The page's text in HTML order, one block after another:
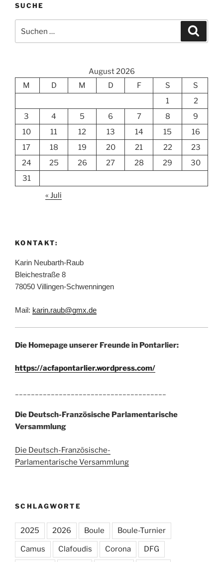
SUCHE
nach:
August 2026
M
D M D F S
S
1
2
3
4 5 6 7 8
9
10
11 12 13 14 15
16
17
18 19 20 21 22
23
24
25 26 27 28 29
30
31
« Juli
KONTAKT:
Karin Neubarth-Raub
Bleichestraße 8
78050 Villingen-Schwenningen
Mail: karin.raub@gmx.de
Die Homepage unserer Freunde in Pontarlier:
https://acfapontarlier.wordpress.com/
Die Deutsch-Französische Parlamentarische
Versammlung
Die Deutsch-Französische-
Parlamentarische Versammlung
SCHLAGWORTE
2025 2026 Boule Boule-Turnier
Camus Clafoudis Corona DFG